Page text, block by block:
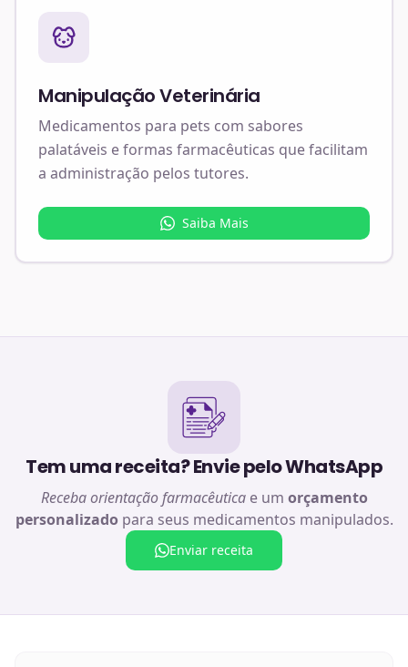
Manipulação Veterinária
Medicamentos para pets com sabores
palatáveis e formas farmacêuticas que facilitam
a administração pelos tutores.
Saiba Mais
Tem uma receita? Envie pelo WhatsApp
Receba orientação farmacêuticae um orçamento
personalizado para seus medicamentos manipulados.
Enviar receita